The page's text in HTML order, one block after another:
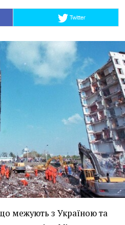
Twitter
межують з Україною та